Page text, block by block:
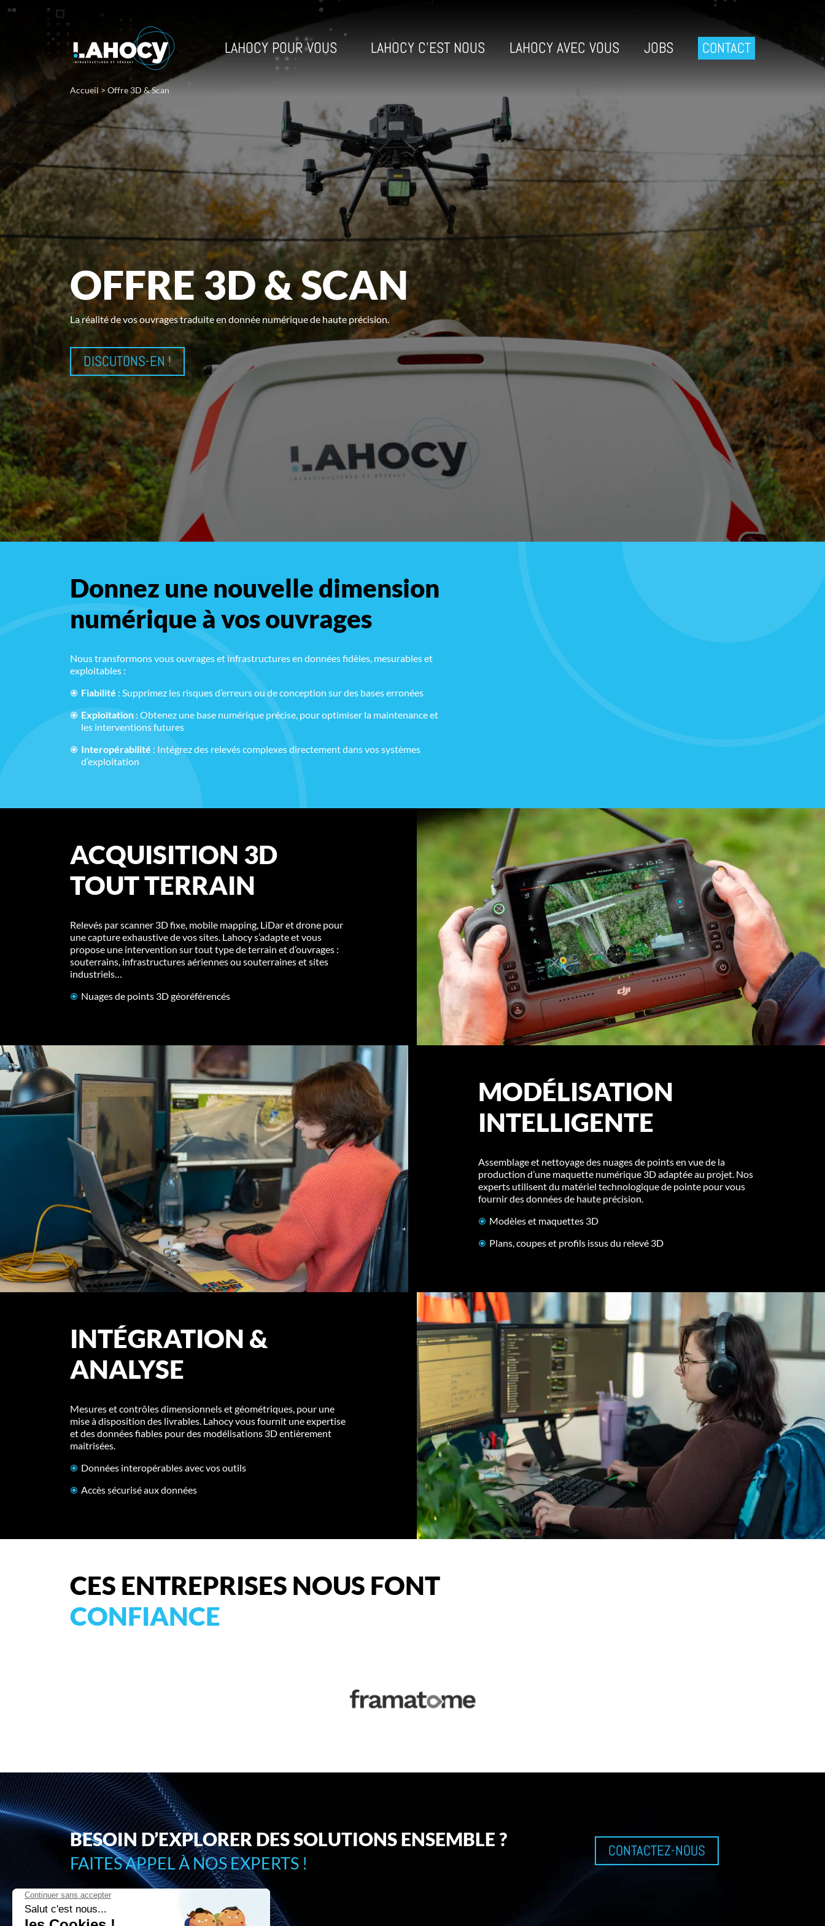
LAHOCY POUR VOUS LAHOCY C’EST NOUS LAHOCY AVEC VOUS JOBS CONTACT
Accueil > Offre 3D & Scan
OFFRE 3D & SCAN
La réalité de vos ouvrages traduite en donnée numérique de haute précision.
DISCUTONS-EN !
Donnez une nouvelle dimension
numérique à vos ouvrages
Nous transformons vous ouvrages et infrastructures en données fidèles, mesurables et
exploitables :
Fiabilité : Supprimez les risques d’erreurs ou de conception sur des bases erronées
Exploitation : Obtenez une base numérique précise, pour optimiser la maintenance et
les interventions futures
Interopérabilité : Intégrez des relevés complexes directement dans vos systèmes
d’exploitation
ACQUISITION 3D
TOUT TERRAIN
Relevés par scanner 3D fixe, mobile mapping, LiDar et drone pour
une capture exhaustive de vos sites. Lahocy s’adapte et vous
propose une intervention sur tout type de terrain et d’ouvrages :
souterrains, infrastructures aériennes ou souterraines et sites
industriels…
Nuages de points 3D géoréférencés
MODÉLISATION
INTELLIGENTE
Assemblage et nettoyage des nuages de points en vue de la
production d’une maquette numérique 3D adaptée au projet. Nos
experts utilisent du matériel technologique de pointe pour vous
fournir des données de haute précision.
Modèles et maquettes 3D
Plans, coupes et profils issus du relevé 3D
INTÉGRATION &
ANALYSE
Mesures et contrôles dimensionnels et géométriques, pour une
mise à disposition des livrables. Lahocy vous fournit une expertise
et des données fiables pour des modélisations 3D entièrement
maitrisées.
Données interopérables avec vos outils
Accès sécurisé aux données
CES ENTREPRISES NOUS FONT
CONFIANCE
BESOIN D’EXPLORER DES SOLUTIONS ENSEMBLE ?
FAITES APPEL À NOS EXPERTS !
CONTACTEZ-NOUS